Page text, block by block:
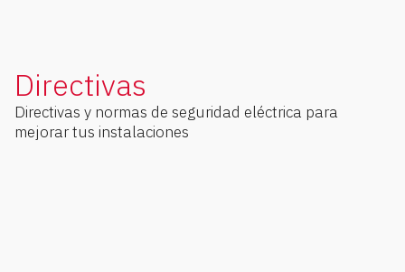
Directivas
Directivas y normas de seguridad eléctrica para
mejorar tus instalaciones